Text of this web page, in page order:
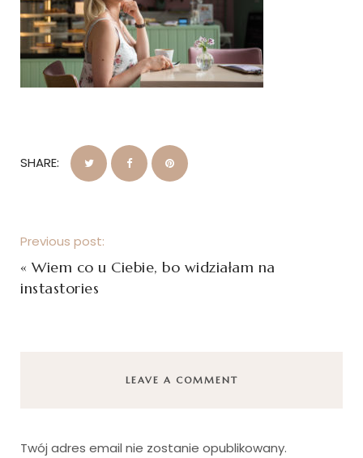
SHARE:
Previous post:
« Wiem co u Ciebie, bo widziałam na
instastories
LEAVE A COMMENT
Twój adres email nie zostanie opublikowany.